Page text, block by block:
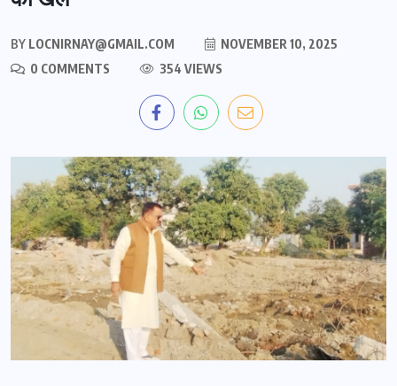
BY LOCNIRNAY@GMAIL.COM
NOVEMBER 10, 2025
0 COMMENTS
354 VIEWS